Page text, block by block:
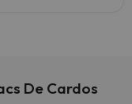
De Cardos